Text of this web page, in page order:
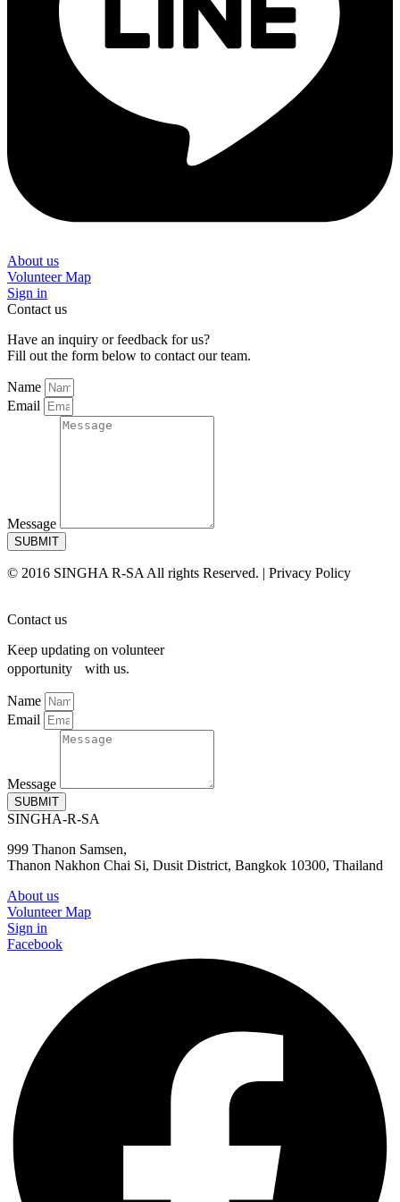
About us
Volunteer Map
Sign in
Contact us
Have an inquiry or feedback for us?
Fill out the form below to contact our team.
Name
Email
Message
SUBMIT
© 2016 SINGHA R-SA All rights Reserved. | Privacy Policy
Contact us
Keep updating on volunteer
opportunity with us.
Name
Email
Message
SUBMIT
SINGHA-R-SA
999 Thanon Samsen,
Thanon Nakhon Chai Si, Dusit District, Bangkok 10300, Thailand
About us
Volunteer Map
Sign in
Facebook